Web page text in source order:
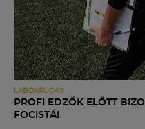
LABDARÚGÁS
PROFI EDZŐK ELŐTT
FOCISTÁI